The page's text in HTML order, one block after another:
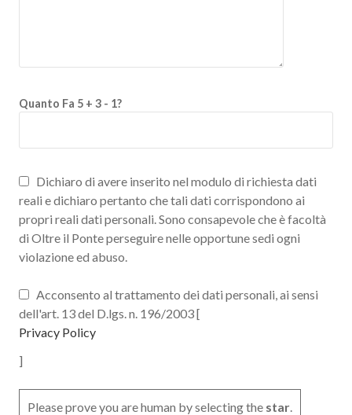
Quanto Fa 5 + 3 - 1?
Dichiaro di avere inserito nel modulo di richiesta dati
reali e dichiaro pertanto che tali dati corrispondono ai
propri reali dati personali. Sono consapevole che è facoltà
di Oltre il Ponte perseguire nelle opportune sedi ogni
violazione ed abuso.
Acconsento al trattamento dei dati personali, ai sensi
dell'art. 13 del D.lgs. n. 196/2003 [
Privacy Policy
]
Please prove you are human by selecting the star